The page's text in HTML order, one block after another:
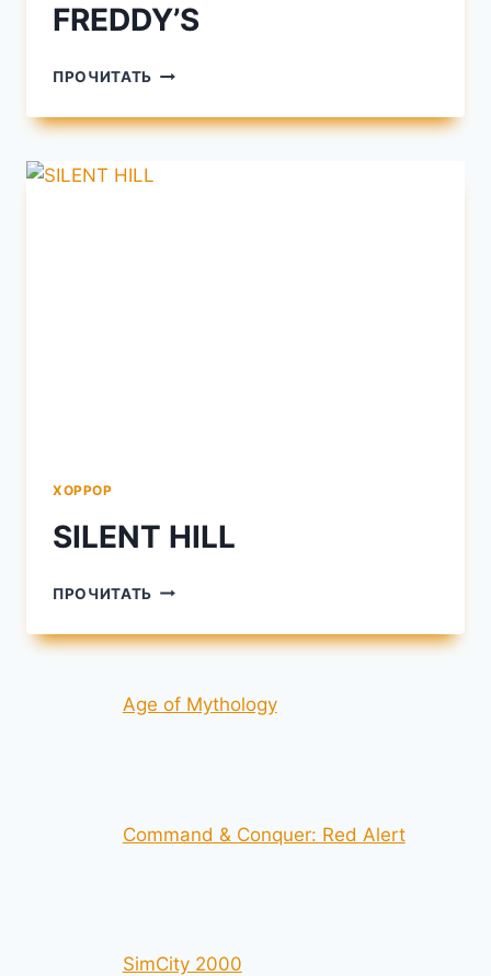
FREDDY’S
ПРОЧИТАТЬ FIVE
AT
ХОРРОР
SILENT HILL
ПРОЧИТАТЬ SILENT
Age of Mythology
Command & Conquer: Red Alert
SimCity 2000